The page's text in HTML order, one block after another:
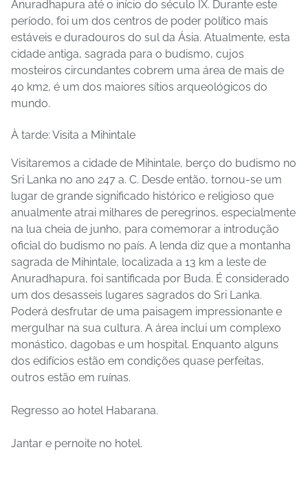
Anuradhapura até o início do século IX. Durante este
período, foi um dos centros de poder político mais
estáveis ​​e duradouros do sul da Ásia. Atualmente, esta
cidade antiga, sagrada para o budismo, cujos
mosteiros circundantes cobrem uma área de mais de
40 km2, é um dos maiores sítios arqueológicos do
mundo.
À tarde: Visita a Mihintale
Visitaremos a cidade de Mihintale, berço do budismo no
Sri Lanka no ano 247 a. C. Desde então, tornou-se um
lugar de grande significado histórico e religioso que
anualmente atrai milhares de peregrinos, especialmente
na lua cheia de junho, para comemorar a introdução
oficial do budismo no país. A lenda diz que a montanha
sagrada de Mihintale, localizada a 13 km a leste de
Anuradhapura, foi santificada por Buda. É considerado
um dos desasseis lugares sagrados do Sri Lanka.
Poderá desfrutar de uma paisagem impressionante e
mergulhar na sua cultura. A área inclui um complexo
monástico, dagobas e um hospital. Enquanto alguns
dos edifícios estão em condições quase perfeitas,
outros estão em ruínas.
Regresso ao hotel Habarana.
Jantar e pernoite no hotel.